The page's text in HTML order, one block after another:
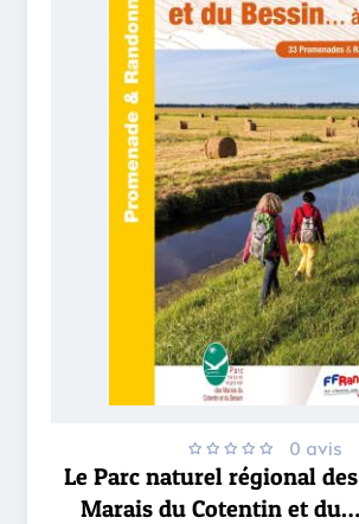
0 avis
Le Parc naturel régional des
Marais du Cotentin et du